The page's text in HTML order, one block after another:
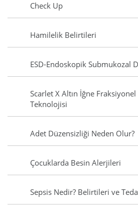
Check Up
Hamilelik Belirtileri
ESD-Endoskopik Submukozal
Scarlet X Altın İğne
Teknolojisi
Adet Düzensizliği Neden Olur?
Çocuklarda Besin Alerjileri
Sepsis Nedir? Belirtileri ve